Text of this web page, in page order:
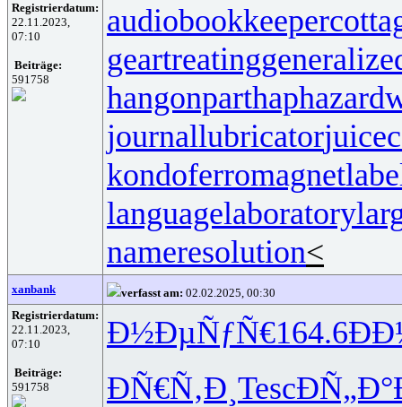
Registrierdatum:
22.11.2023,
07:10
Beiträge:
591758
audiobookkeeper
geartreating
hangonpart
journallubricator
kondoferromagnet
languagelaboratory
nameresolution<
xanbank verfasst am: 02.02.2025, 00:30
Registrierdatum:
22.11.2023,
07:10
Beiträge:
591758
Ð½ÐµÑƒÑ€164.6
ÐÑ€Ñ‚Ð¸ Tesc